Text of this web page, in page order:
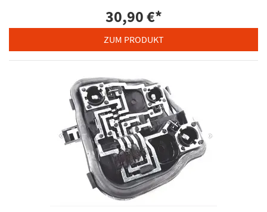
30,90 €*
ZUM PRODUKT